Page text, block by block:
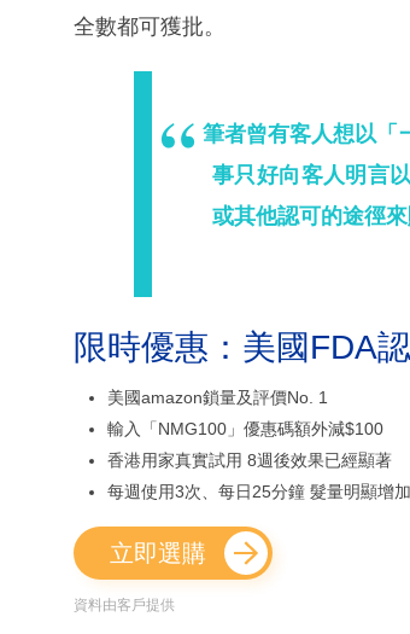
全數都可獲批。
筆者曾有客人想以「
事只好向客人明言
或其他認可的途徑來
限時優惠：美國FDA
美國amazon鎖量及評價No. 1
輸入「NMG100」優惠碼額外減$100
香港用家真實試用 8週後效果已經顯著
每週使用3次、每日25分鐘 髮量明顯增加
立即選購
資料由客戶提供